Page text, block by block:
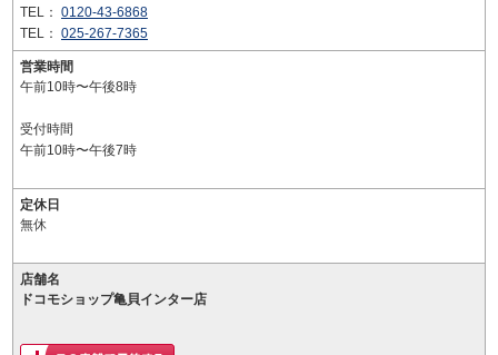
TEL： 0120-43-6868
TEL： 025-267-7365
営業時間
午前10時〜午後8時
受付時間
午前10時〜午後7時
定休日
無休
店舗名
ドコモショップ亀貝インター店